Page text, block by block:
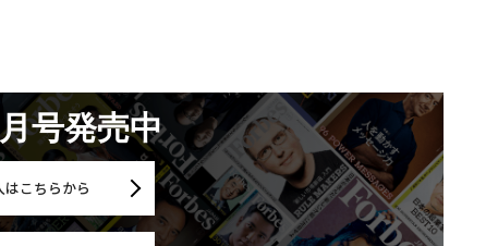
号発売中
こちらから